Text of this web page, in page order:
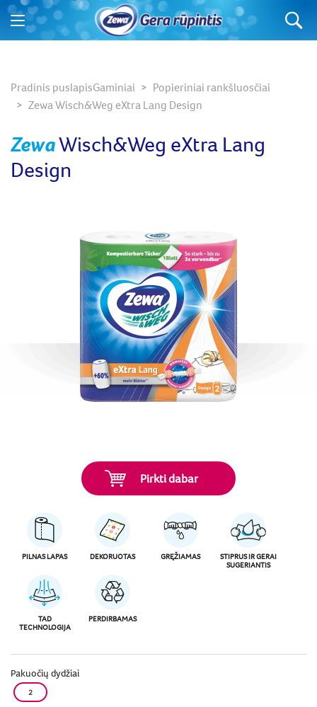
Pradinis puslapisGaminiai
Popieriniai rankšluosčiai
Zewa Wisch&Weg eXtra Lang Design
ZewaWisch&Weg eXtra Lang
Design
Pirkti dabar
PILNAS LAPAS DEKORUOTAS GRĘŽIAMAS
STIPRUS IR GERAI
SUGERIANTIS
TAD
TECHNOLOGIJA
PERDIRBAMAS
Pakuočių dydžiai
2